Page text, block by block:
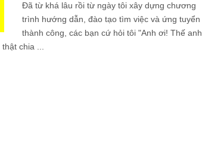
Đã từ khá lâu rồi từ ngày tôi xây dựng chương
trình hướng dẫn, đào tạo tìm việc và ứng tuyển
thành công, các bạn cứ hỏi tôi "Anh ơi! Thế anh
chia ...